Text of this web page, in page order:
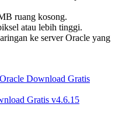
ruang kosong.
atau lebih tinggi.
ke server Oracle yang
Download Gratis
Gratis v4.6.15